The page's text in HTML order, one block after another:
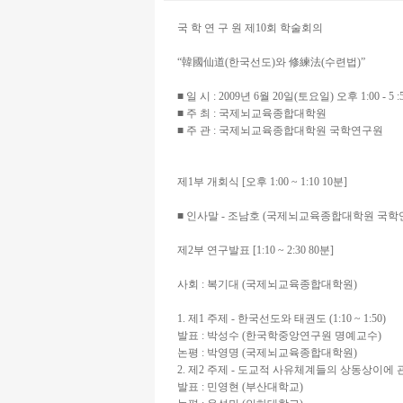
국 학 연 구 원 제10회 학술회의
“韓國仙道(한국선도)와 修練法(수련법)”
■ 일 시 : 2009년 6월 20일(토요일) 오후 1:00 - 5
■ 주 최 : 국제뇌교육종합대학원
■ 주 관 : 국제뇌교육종합대학원 국학연구원
제1부 개회식 [오후 1:00 ~ 1:10 10분]
■ 인사말 - 조남호 (국제뇌교육종합대학원 국학
제2부 연구발표 [1:10 ~ 2:30 80분]
사회 : 복기대 (국제뇌교육종합대학원)
1. 제1 주제 - 한국선도와 태권도 (1:10 ~ 1:50)
발표 : 박성수 (한국학중앙연구원 명예교수)
논평 : 박영명 (국제뇌교육종합대학원)
2. 제2 주제 - 도교적 사유체계들의 상동상이에
발표 : 민영현 (부산대학교)